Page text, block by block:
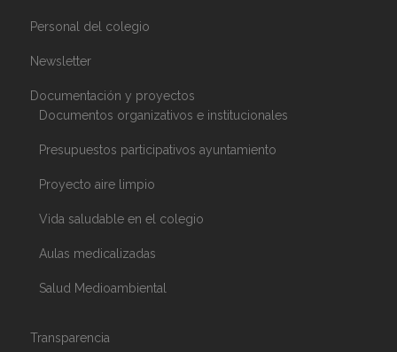
Personal del colegio
Newsletter
Documentación y proyectos
Documentos organizativos e institucionales
Presupuestos participativos ayuntamiento
Proyecto aire limpio​
Vida saludable en el colegio
Aulas medicalizadas
Salud Medioambiental
Transparencia